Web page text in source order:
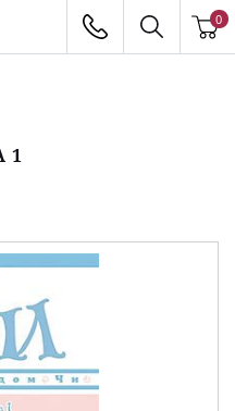
0
1